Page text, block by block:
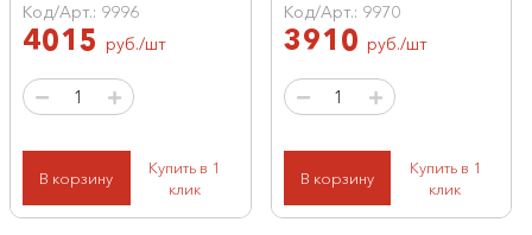
Код/Арт.: 9996
4015 руб./шт
В корзину
Купить в 1
клик
Код/Арт.: 9970
3910 руб./шт
В корзину
Купить в 1
клик